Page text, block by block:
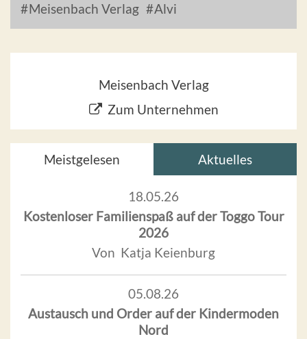
Meisenbach Verlag
Alvi
Meisenbach Verlag
Zum Unternehmen
Meistgelesen Aktuelles
18.05.26
Kostenloser Familienspaß auf der Toggo Tour
2026
Von Katja Keienburg
05.08.26
Austausch und Order auf der Kindermoden
Nord